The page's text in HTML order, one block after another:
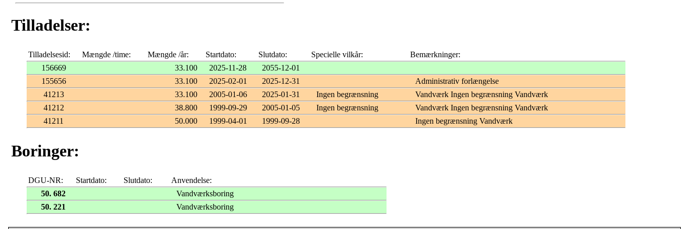
Tilladelser:
Tilladelsesid: Mængde /time: Mængde /år: Startdato: Slutdato: Specielle vilkår:
Bemærkninger:
156669
33.100 2025-11-28
2055-12-01
155656
33.100 2025-02-01 2025-12-31
Administrativ forlængelse
41213
33.100 2005-01-06 2025-01-31 Ingen begrænsning
Vandværk Ingen begrænsning Vandværk
41212
38.800 1999-09-29 2005-01-05 Ingen begrænsning
Vandværk Ingen begrænsning Vandværk
41211
50.000 1999-04-01 1999-09-28 Ingen begrænsning Vandværk
Boringer:
DGU-NR: Startdato: Slutdato:
Anvendelse:
50. 682
Vandværksboring
50. 221
Vandværksboring